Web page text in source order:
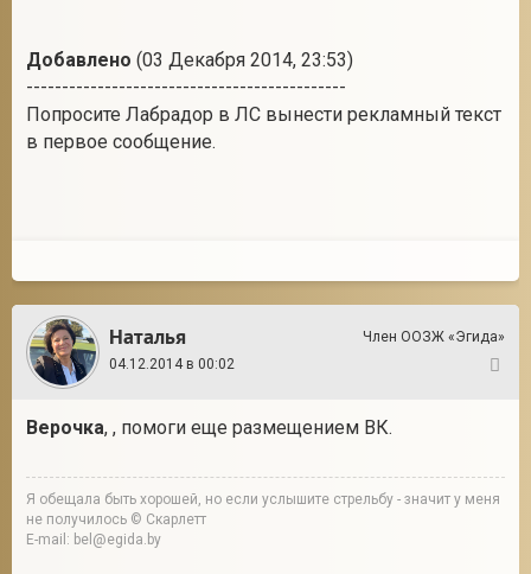
Добавлено (03 Декабря 2014, 23:53)
---------------------------------------------
Попросите Лабрадор в ЛС вынести рекламный текст
в первое сообщение.
Наталья
Член ООЗЖ «Эгида»
04.12.2014 в 00:02
Верочка, , помоги еще размещением ВК.
Я обещала быть хорошей, но если услышите стрельбу - значит у меня
не получилось © Скарлетт
E-mail: bel@egida.by